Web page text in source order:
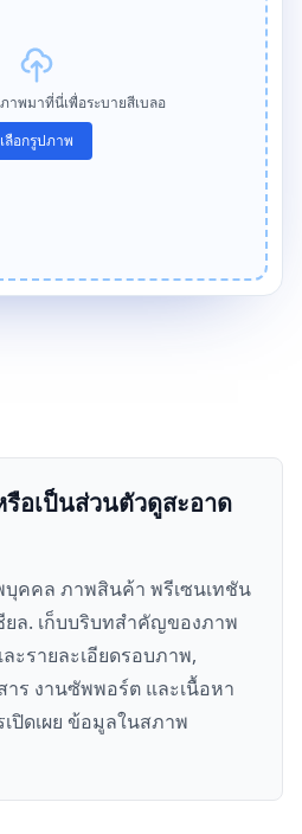
าพมาที่นี่เพื่อระบายสีเบลอ
เลือกรูปภาพ
อเป็นส่วนตัวดูสะอาด
คคล ภาพสินค้า พรีเซนเทชัน
ยล. เก็บบริบทสำคัญของภาพ
รายละเอียดรอบภาพ,
าร งานซัพพอร์ต และเนื้อหา
ปิดเผย ข้อมูลในสภาพ